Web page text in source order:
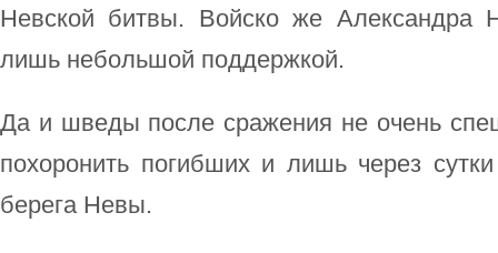
Невской битвы. Войско же Александра
лишь небольшой поддержкой.
Да и шведы после сражения не очень
похоронить погибших и лишь через
берега Невы.